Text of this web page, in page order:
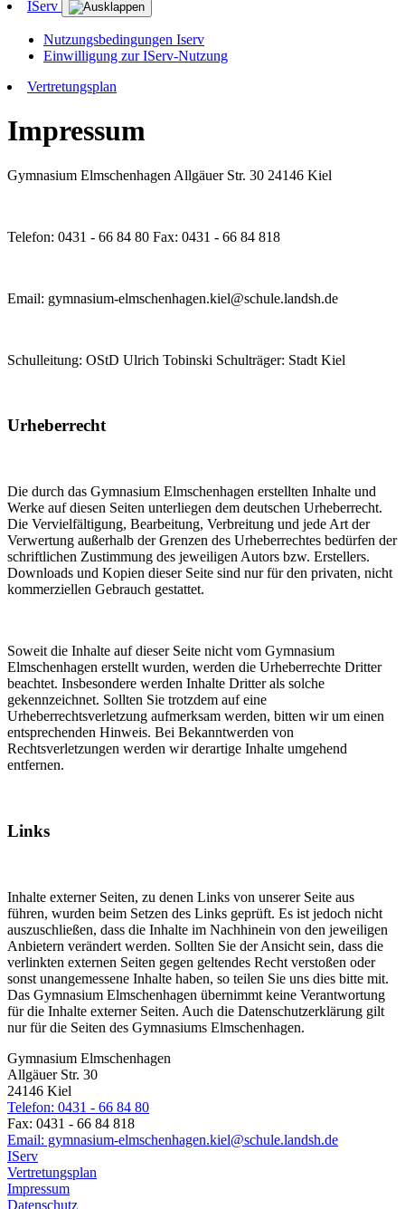
IServ
Nutzungsbedingungen Iserv
Einwilligung zur IServ-Nutzung
Vertretungsplan
Impressum
Gymnasium Elmschenhagen Allgäuer Str. 30 24146 Kiel
Telefon: 0431 - 66 84 80 Fax: 0431 - 66 84 818
Email: gymnasium-elmschenhagen.kiel@schule.landsh.de
Schulleitung: OStD Ulrich Tobinski Schulträger: Stadt Kiel
Urheberrecht
Die durch das Gymnasium Elmschenhagen erstellten Inhalte und
Werke auf diesen Seiten unterliegen dem deutschen Urheberrecht.
Die Vervielfältigung, Bearbeitung, Verbreitung und jede Art der
Verwertung außerhalb der Grenzen des Urheberrechtes bedürfen der
schriftlichen Zustimmung des jeweiligen Autors bzw. Erstellers.
Downloads und Kopien dieser Seite sind nur für den privaten, nicht
kommerziellen Gebrauch gestattet.
Soweit die Inhalte auf dieser Seite nicht vom Gymnasium
Elmschenhagen erstellt wurden, werden die Urheberrechte Dritter
beachtet. Insbesondere werden Inhalte Dritter als solche
gekennzeichnet. Sollten Sie trotzdem auf eine
Urheberrechtsverletzung aufmerksam werden, bitten wir um einen
entsprechenden Hinweis. Bei Bekanntwerden von
Rechtsverletzungen werden wir derartige Inhalte umgehend
entfernen.
Links
Inhalte externer Seiten, zu denen Links von unserer Seite aus
führen, wurden beim Setzen des Links geprüft. Es ist jedoch nicht
auszuschließen, dass die Inhalte im Nachhinein von den jeweiligen
Anbietern verändert werden. Sollten Sie der Ansicht sein, dass die
verlinkten externen Seiten gegen geltendes Recht verstoßen oder
sonst unangemessene Inhalte haben, so teilen Sie uns dies bitte mit.
Das Gymnasium Elmschenhagen übernimmt keine Verantwortung
für die Inhalte externer Seiten. Auch die Datenschutzerklärung gilt
nur für die Seiten des Gymnasiums Elmschenhagen.
Gymnasium Elmschenhagen
Allgäuer Str. 30
24146 Kiel
Telefon: 0431 - 66 84 80
Fax: 0431 - 66 84 818
Email: gymnasium-elmschenhagen.kiel@schule.landsh.de
IServ
Vertretungsplan
Impressum
Datenschutz